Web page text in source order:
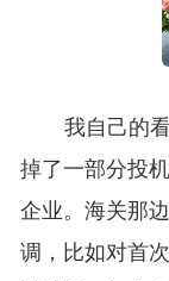
我自己的
掉了一部分投
企业。海关那
调，比如对首